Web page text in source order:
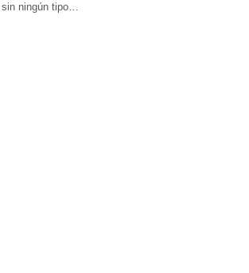
sin ningún tipo…